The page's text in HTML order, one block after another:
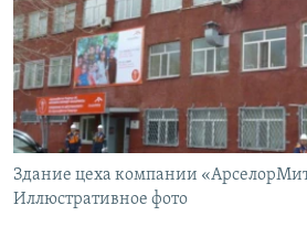
Здание цеха компании
Иллюстративное фото